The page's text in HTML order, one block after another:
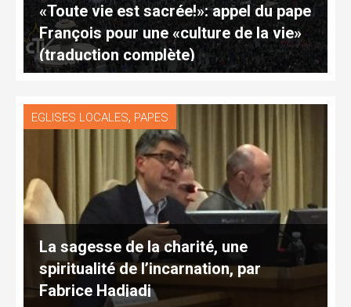
«Toute vie est sacrée!»: appel du pape
François pour une «culture de la vie»
(traduction complète)
EGLISES LOCALES, PAPES
La sagesse de la charité, une
spiritualité de l’incarnation, par
Fabrice Hadjadj